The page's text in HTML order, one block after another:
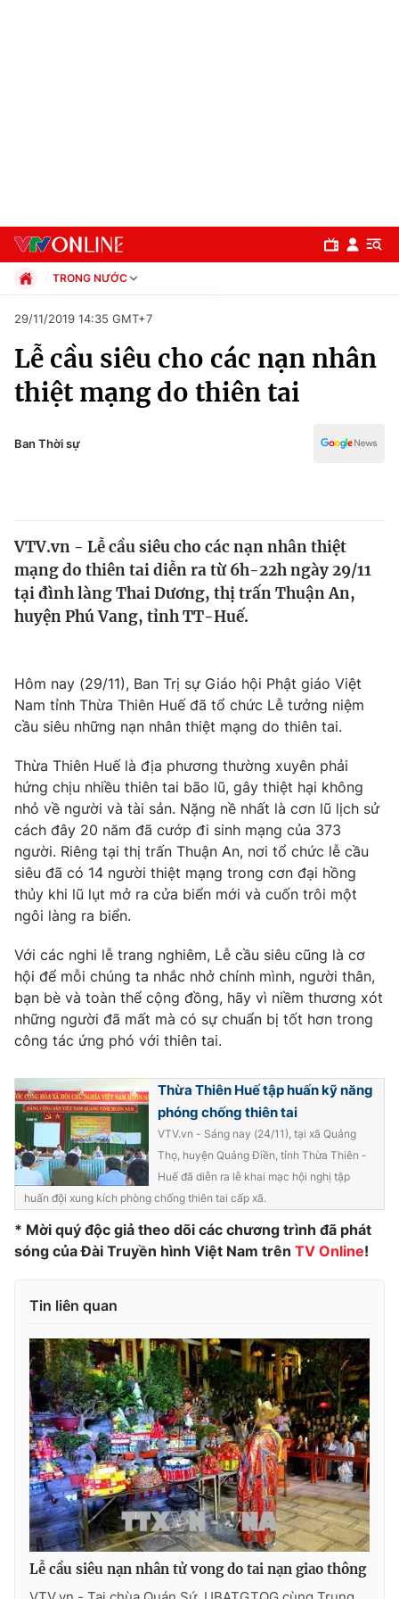
Chuyên mục
Chính trị
Thế giới
Thế giới đó đây
Câu chuyện quốc tế
Tài chính
Thị trường
Góc doanh nghiệp
Dữ liệu và đời sống
Truyền hình
Phim VTV
Hậu trường
Nhân vật
Khán giả
Giải sao mai
Giải trí
Điện ảnh
Âm nhạc
Sao
Đời sống
Du lịch
Chất lượng cuộc sống
Giáo dục
Tuyển sinh
Học trực tuyến
Công nghệ
Hitech Công nghệ tương lai
Sản phẩm
Thị trường
Tư vấn
Giao lưu trực tuyến
Lịch phát sóng
Chuyên mục khác
Emagazine Podcast
Photo Infographic
VTV Sức khoẻ Bất động sản
Thị trường 24h Tấm lòng Việt
VTV4 Vươn mình bằng AI
VTV9 VTV8
Liên hệ tòa soạn English
TRONG NƯỚC
Xã hội
Pháp luật
Thể thao
Văn hóa - Giải trí
Giáo dục
29/11/2019 14:35 GMT+7
Lễ cầu siêu cho các nạn nhân
thiệt mạng do thiên tai
Ban Thời sự
VTV.vn - Lễ cầu siêu cho các nạn nhân thiệt
mạng do thiên tai diễn ra từ 6h-22h ngày 29/11
tại đình làng Thai Dương, thị trấn Thuận An,
huyện Phú Vang, tỉnh TT-Huế.
Hôm nay (29/11), Ban Trị sự Giáo hội Phật giáo Việt
Nam tỉnh Thừa Thiên Huế đã tổ chức Lễ tưởng niệm
cầu siêu những nạn nhân thiệt mạng do thiên tai.
Thừa Thiên Huế là địa phương thường xuyên phải
hứng chịu nhiều thiên tai bão lũ, gây thiệt hại không
nhỏ về người và tài sản. Nặng nề nhất là cơn lũ lịch sử
cách đây 20 năm đã cướp đi sinh mạng của 373
người. Riêng tại thị trấn Thuận An, nơi tổ chức lễ cầu
siêu đã có 14 người thiệt mạng trong cơn đại hồng
thủy khi lũ lụt mở ra cửa biển mới và cuốn trôi một
ngôi làng ra biển.
Với các nghi lễ trang nghiêm, Lễ cầu siêu cũng là cơ
hội để mỗi chúng ta nhắc nhở chính mình, người thân,
bạn bè và toàn thể cộng đồng, hãy vì niềm thương xót
những người đã mất mà có sự chuẩn bị tốt hơn trong
công tác ứng phó với thiên tai.
Thừa Thiên Huế tập huấn kỹ năng
phóng chống thiên tai
VTV.vn - Sáng nay (24/11), tại xã Quảng
Thọ, huyện Quảng Điền, tỉnh Thừa Thiên -
Huế đã diễn ra lễ khai mạc hội nghị tập
huấn đội xung kích phòng chống thiên tai cấp xã.
* Mời quý độc giả theo dõi các chương trình đã phát
sóng của Đài Truyền hình Việt Nam trên TV Online!
Tin liên quan
Lễ cầu siêu nạn nhân tử vong do tai nạn giao thông